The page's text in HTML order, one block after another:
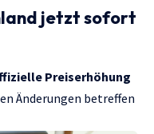
jetzt sofort
Preiserhöhung
Änderungen betreffen